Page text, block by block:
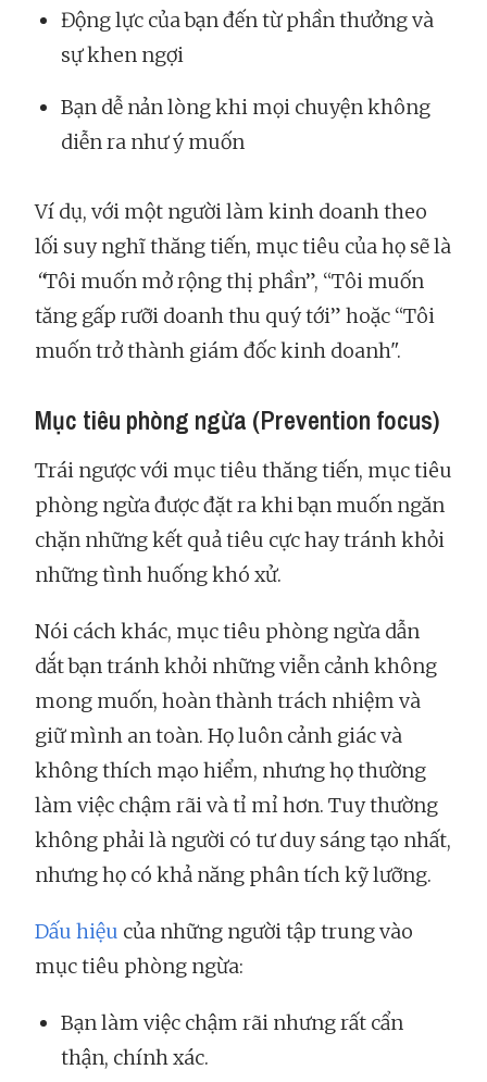
Động lực của bạn đến từ phần thưởng và
sự khen ngợi
Bạn dễ nản lòng khi mọi chuyện không
diễn ra như ý muốn
Ví dụ, với một người làm kinh doanh theo
lối suy nghĩ thăng tiến, mục tiêu của họ sẽ là
“Tôi muốn mở rộng thị phần”, “Tôi muốn
tăng gấp rưỡi doanh thu quý tới” hoặc “Tôi
muốn trở thành giám đốc kinh doanh".
Mục tiêu phòng ngừa (Prevention focus)
Trái ngược với mục tiêu thăng tiến, mục tiêu
phòng ngừa được đặt ra khi bạn muốn ngăn
chặn những kết quả tiêu cực hay tránh khỏi
những tình huống khó xử.
Nói cách khác, mục tiêu phòng ngừa dẫn
dắt bạn tránh khỏi những viễn cảnh không
mong muốn, hoàn thành trách nhiệm và
giữ mình an toàn. Họ luôn cảnh giác và
không thích mạo hiểm, nhưng họ thường
làm việc chậm rãi và tỉ mỉ hơn. Tuy thường
không phải là người có tư duy sáng tạo nhất,
nhưng họ có khả năng phân tích kỹ lưỡng.
Dấu hiệu của những người tập trung vào
mục tiêu phòng ngừa:
Bạn làm việc chậm rãi nhưng rất cẩn
thận, chính xác.